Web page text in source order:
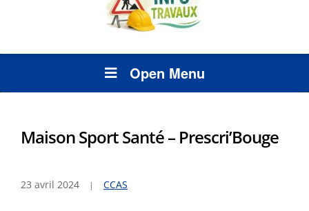
Open Menu
Maison Sport Santé – Prescri’Bouge
23 avril 2024 CCAS